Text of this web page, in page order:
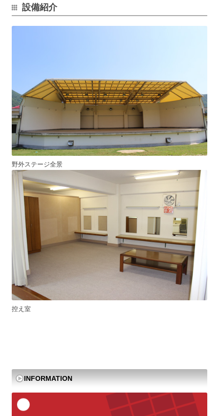
設備紹介
野外ステージ全景
控え室
INFORMATION